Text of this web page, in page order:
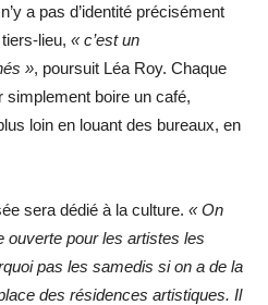
a pas d’identité précisément
lieu, « c’est un
», poursuit Léa Roy. Chaque
simplement boire un café,
loin en louant des bureaux, en
sera dédié à la culture. « On
ouverte pour les artistes les
pas les samedis si on a de la
des résidences artistiques. Il